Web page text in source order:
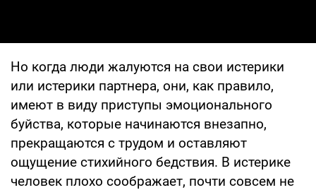
Но когда люди жалуются на свои истерики
или истерики партнера, они, как правило,
имеют в виду приступы эмоционального
буйства, которые начинаются внезапно,
прекращаются с трудом и оставляют
ощущение стихийного бедствия. В истерике
человек плохо соображает, почти совсем не